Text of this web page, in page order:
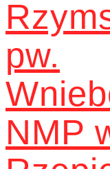
pw.
NMP